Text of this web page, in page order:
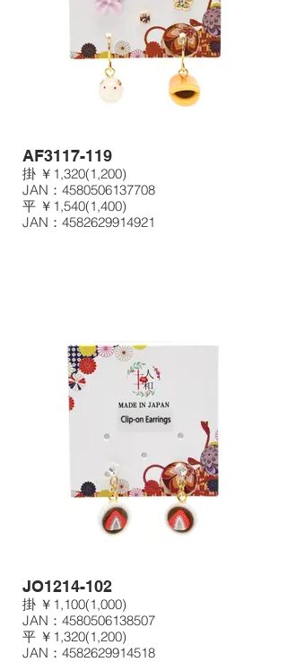
AF3117-119
掛 ￥1,320(1,200)
JAN：4580506137708
平 ￥1,540(1,400)
JAN：4582629914921
JO1214-102
掛 ￥1,100(1,000)
JAN：4580506138507
平 ￥1,320(1,200)
JAN：4582629914518